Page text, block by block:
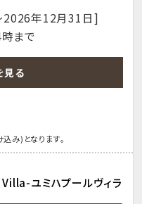
年12月31日]
まで
見る
み)となります。
ユミハプールヴィラ